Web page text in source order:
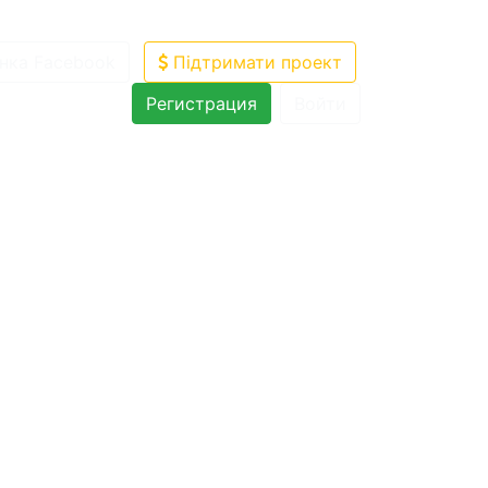
Підтримати проект
Регистрация